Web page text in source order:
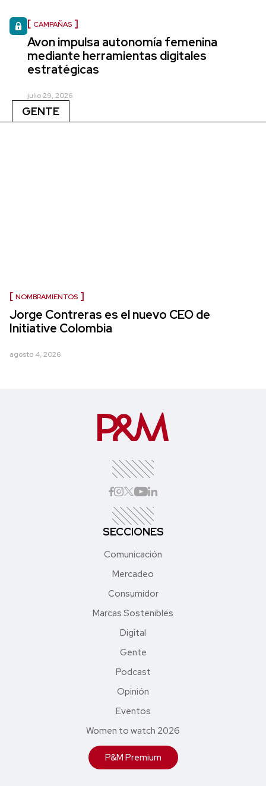
CAMPAÑAS
Avon impulsa autonomía femenina
mediante herramientas digitales
estratégicas
julio 29, 2026
GENTE
NOMBRAMIENTOS
Jorge Contreras es el nuevo CEO de
Initiative Colombia
agosto 4, 2026
SECCIONES
Comunicación
Mercadeo
Consumidor
Marcas Sostenibles
Digital
Gente
Podcast
Opinión
Eventos
Women to watch 2026
P&M Premium